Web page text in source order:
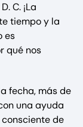
C. ¡La
tiempo y la
es
qué nos
fecha, más de
una ayuda
de